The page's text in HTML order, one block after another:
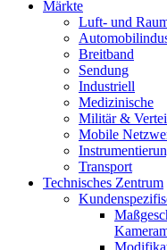
Märkte
Luft- und
Breitband
Sendung
Industriell
Medizinische
Militär &
Mobile
Transport
Technisches Zentrum